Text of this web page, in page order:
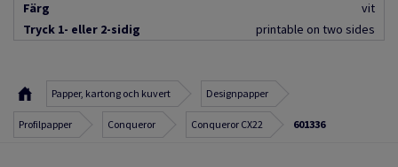
Färg
vit
Tryck 1- eller 2-sidig
printable on two sides
Papper, kartong och kuvert Designpapper
Profilpapper Conqueror Conqueror CX22 601336